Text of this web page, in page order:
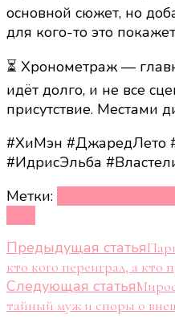
основной сюжет, но
для кого-то это
⏳ Хронометраж —
идёт долго, и не все
присутствие. Местами
#ХиМэн #ДжаредЛето
#ИдрисЭльба
Метки:
Навигация
по
записям
Предыдущая статья
кто кого переиграл, а кто
Следующая статья
тайный муж и споры о